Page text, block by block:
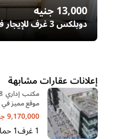
13,000جنيه
دوبلكس 3 غرف
– التجمع الخامس |
إعلانات عقارات مشابهة
موقع مميز
9,170,000
1غرف1